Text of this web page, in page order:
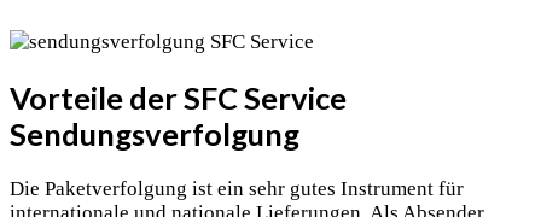
Vorteile der SFC Service
Sendungsverfolgung
Die Paketverfolgung ist ein sehr gutes Instrument für